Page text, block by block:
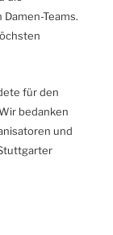
Teams.
für den
bedanken
und